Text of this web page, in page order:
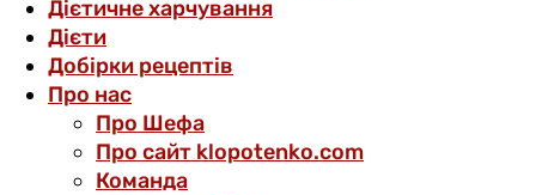
Дієтичне харчування
Дієти
Добірки рецептів
Про нас
Про Шефа
Про сайт klopotenko.com
Команда